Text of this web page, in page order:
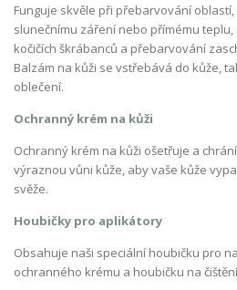
Funguje skvěle při přebarvování
slunečnímu záření nebo přímému
kočičích škrábanců a přebarvování
Balzám na kůži se vstřebává do kůže,
oblečení.
Ochranný krém na kůži
Ochranný krém na kůži ošetřuje a
výraznou vůni kůže, aby vaše kůže
svěže.
Houbičky pro aplikátory
Obsahuje naši speciální houbičku pro
ochranného krému a houbičku na